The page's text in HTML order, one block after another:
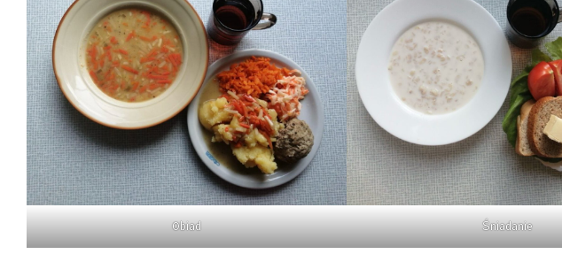
Obiad Śniadanie